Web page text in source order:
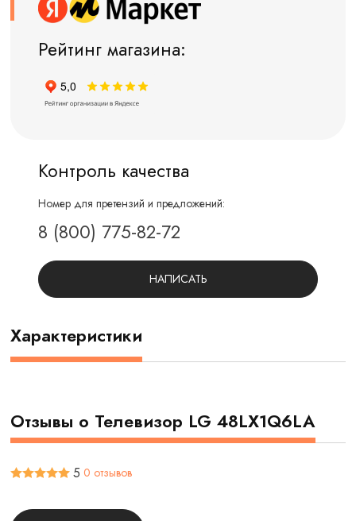
Рейтинг магазина:
Контроль качества
Номер для претензий и предложений:
8 (800) 775-82-72
НАПИСАТЬ
Характеристики
Отзывы о Телевизор LG 48LX1Q6LA
5 0 отзывов